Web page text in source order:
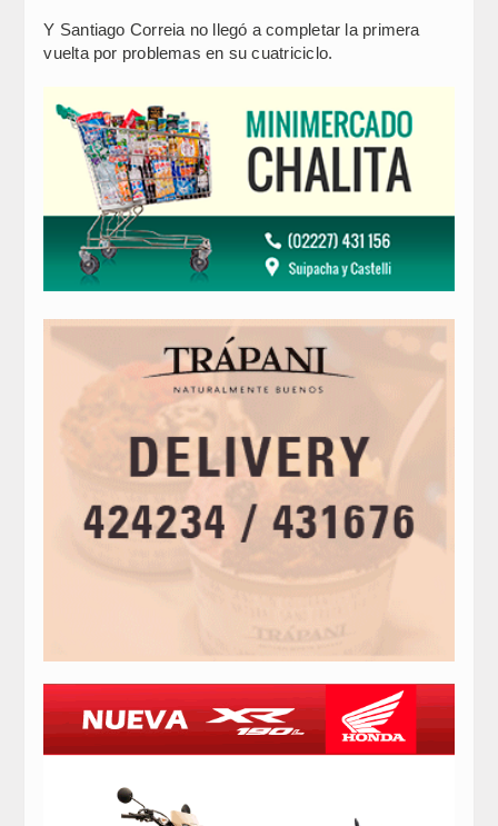
Y Santiago Correia no llegó a completar la primera
vuelta por problemas en su cuatriciclo.